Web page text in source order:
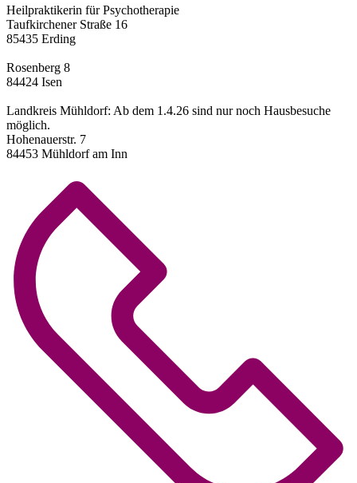
Heilpraktikerin für Psychotherapie
Taufkirchener Straße 16
85435 Erding
Rosenberg 8
84424 Isen
Landkreis Mühldorf: Ab dem 1.4.26 sind nur noch Hausbesuche
möglich.
Hohenauerstr. 7
84453 Mühldorf am Inn